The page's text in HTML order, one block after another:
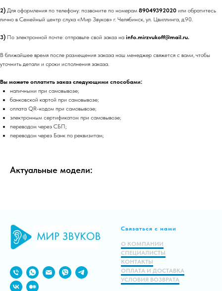
2) Для оформления по телефону: позвоните по номерам 89049392020 или обратитесь
лично в Семейный центр слуха «Мир Звуков» г. Челябинск, ул. Цвиллинга, д.90.
3) По электронной почте: отправьте свой заказ на info.mirzvukoff@mail.ru.
В ближайшее время после размещения заказа наш менеджер свяжется с вами, чтобы
уточнить детали и сроки исполнения заказа.
Вы можете оплатить заказ следующими способами:
наличными при самовывозе;
банковской картой при самовывозе;
оплата QR-кодом при самовывозе;
электронным сертификатом при самовывозе;
переводом через СБП;
переводом через Банк по реквизитам;
Актуальные модели:
Связаться с нами
О КОМПАНИИ
СПЕЦИАЛИСТЫ
КОНТАКТЫ
ОПЛАТА И ДОСТАВКА
УСЛОВИЯ ВОЗВРАТА